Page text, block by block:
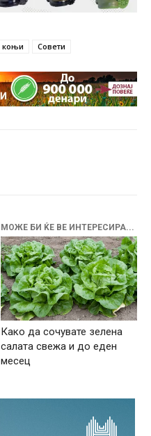
коњи Совети
МОЖЕ БИ ЌЕ ВЕ ИНТЕРЕСИРА...
Како да сочувате зелена
салата свежа и до еден
месец